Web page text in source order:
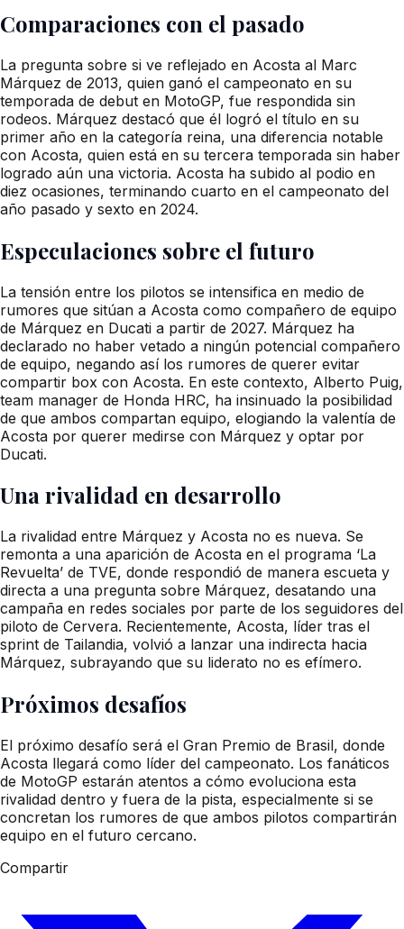
Comparaciones con el pasado
La pregunta sobre si ve reflejado en Acosta al Marc
Márquez de 2013, quien ganó el campeonato en su
temporada de debut en MotoGP, fue respondida sin
rodeos. Márquez destacó que él logró el título en su
primer año en la categoría reina, una diferencia notable
con Acosta, quien está en su tercera temporada sin haber
logrado aún una victoria. Acosta ha subido al podio en
diez ocasiones, terminando cuarto en el campeonato del
año pasado y sexto en 2024.
Especulaciones sobre el futuro
La tensión entre los pilotos se intensifica en medio de
rumores que sitúan a Acosta como compañero de equipo
de Márquez en Ducati a partir de 2027. Márquez ha
declarado no haber vetado a ningún potencial compañero
de equipo, negando así los rumores de querer evitar
compartir box con Acosta. En este contexto, Alberto Puig,
team manager de Honda HRC, ha insinuado la posibilidad
de que ambos compartan equipo, elogiando la valentía de
Acosta por querer medirse con Márquez y optar por
Ducati.
Una rivalidad en desarrollo
La rivalidad entre Márquez y Acosta no es nueva. Se
remonta a una aparición de Acosta en el programa ‘La
Revuelta’ de TVE, donde respondió de manera escueta y
directa a una pregunta sobre Márquez, desatando una
campaña en redes sociales por parte de los seguidores del
piloto de Cervera. Recientemente, Acosta, líder tras el
sprint de Tailandia, volvió a lanzar una indirecta hacia
Márquez, subrayando que su liderato no es efímero.
Próximos desafíos
El próximo desafío será el Gran Premio de Brasil, donde
Acosta llegará como líder del campeonato. Los fanáticos
de MotoGP estarán atentos a cómo evoluciona esta
rivalidad dentro y fuera de la pista, especialmente si se
concretan los rumores de que ambos pilotos compartirán
equipo en el futuro cercano.
Compartir